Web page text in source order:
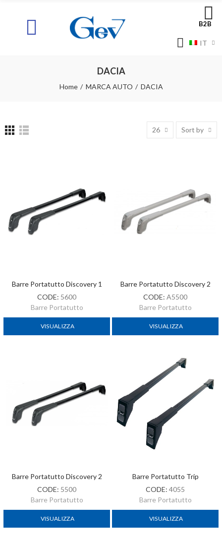
B2B
IT
DACIA
Home MARCA AUTO DACIA
26 Sort by
Barre Portatutto Discovery 1
CODE: 5600
Barre Portatutto
VISUALIZZA
Barre Portatutto Discovery 2
CODE: A5500
Barre Portatutto
VISUALIZZA
Barre Portatutto Discovery 2
CODE: 5500
Barre Portatutto
VISUALIZZA
Barre Portatutto Trip
CODE: 4055
Barre Portatutto
VISUALIZZA